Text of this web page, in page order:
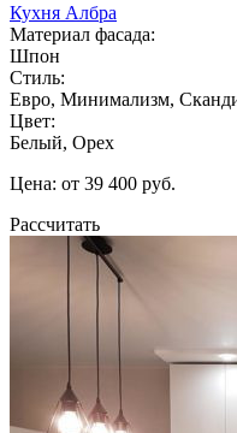
Кухня Албра
Материал фасада:
Шпон
Стиль:
Евро, Минимализм,
Цвет:
Белый, Орех
Цена: от 39 400 руб.
Рассчитать